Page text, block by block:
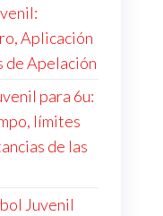
Aplicación
de Apelación
para 6u:
límites
de las
Juvenil